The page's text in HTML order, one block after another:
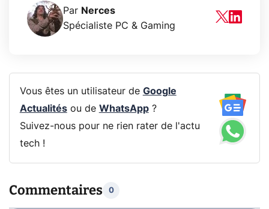
Par Nerces
Spécialiste PC & Gaming
Vous êtes un utilisateur de Google
Actualitésou de WhatsApp?
Suivez-nous pour ne rien rater de l'actu
tech !
Commentaires 0